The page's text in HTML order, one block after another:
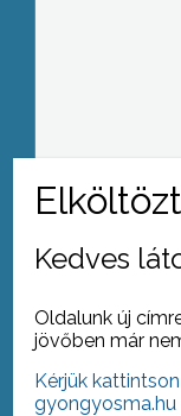
Kedves
Oldalunk új
jövőben már
Kérjük
gyongyosma.hu